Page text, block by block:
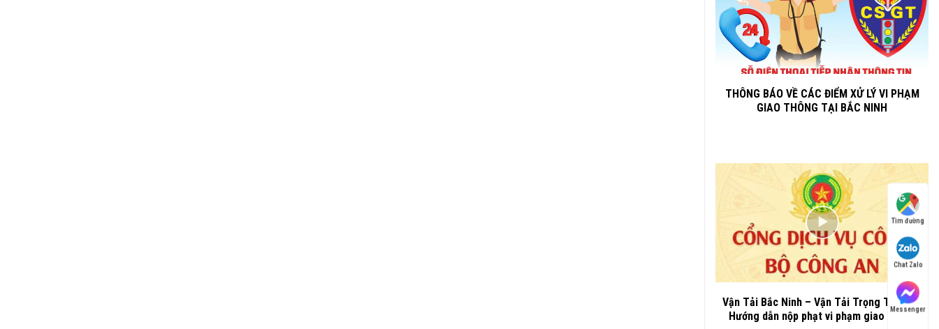
THÔNG BÁO VỀ CÁC ĐIỂM XỬ LÝ VI PHẠM
GIAO THÔNG TẠI BẮC NINH
Vận Tải Bắc Ninh – Vận Tải Trọng Thành –
Hướng dẫn nộp phạt vi phạm giao thông
Tìm đường
Chat Zalo
Messenger